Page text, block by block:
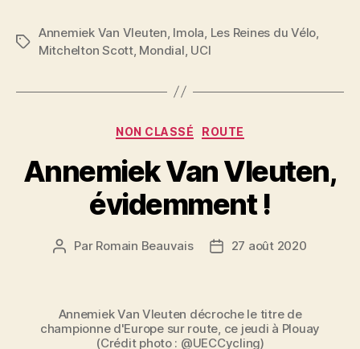
Étiquettes
Annemiek Van Vleuten Imola Les Reines du Vélo
Mitchelton Scott, Mondial UCI
Catégories
NON CLASSÉ ROUTE
Annemiek Van Vleuten,
évidemment !
Auteur
Par Romain Beauvais
Date27 août 2020
Annemiek Van Vleuten décroche le titre de
championne d'Europe sur route, ce jeudi à Plouay
(Crédit photo : @UECCycling)